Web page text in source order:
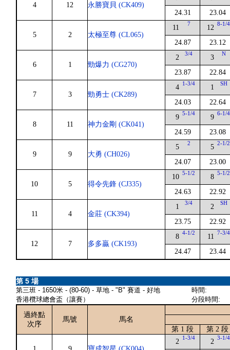
4 12 永勝寶貝 (CK409)
24.31 23.04
5 2 太極至尊 (CL065)
11 7
24.87
12 8-1/4
23.12
6 1 勁爆力 (CG270)
2 3/4
23.87
3 N
22.84
7 3 勁勇士 (CK289)
4 1-3/4
24.03
1 SH
22.64
8 11 神力金剛 (CK041)
9 5-1/4
24.59
9 6-1/4
23.08
9 9 大勇 (CH026)
5 2
24.07
5 2-1/2
23.00
10 5 得令先鋒 (CJ335)
10 5-1/2
24.63
8 5-1/2
22.92
11 4 金莊 (CK394)
1 3/4
23.75
2 SH
22.92
12 7 多多贏 (CK193)
8 4-1/2
24.47
11 7-3/4
23.44
第 5 場
第三班 - 1650米 - (80-60) - 草地 - "B" 賽道 - 好地
香港欖球總會盃（讓賽）
時間:
分段時間:
過終點
次序
馬號
馬名
第 1 段
第 2 段
2 1-3/4 2 3-1/4